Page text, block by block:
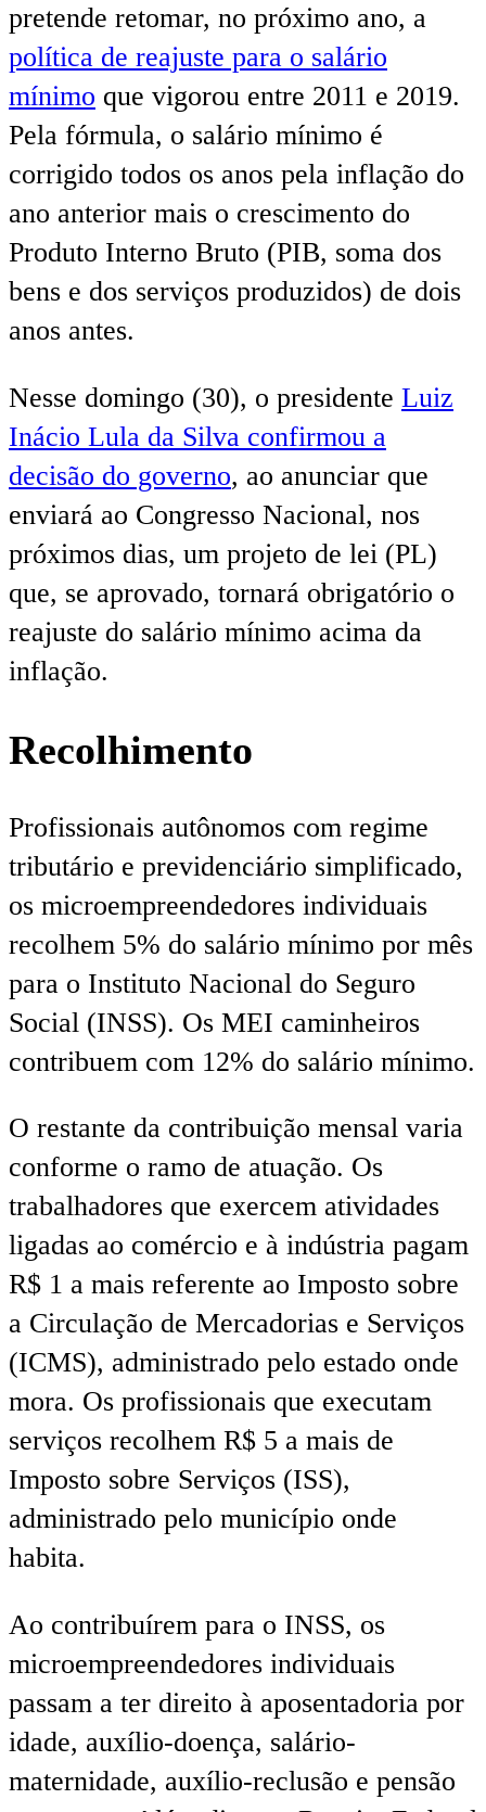
pretende retomar, no próximo ano, a
política de reajuste para o salário
mínimo que vigorou entre 2011 e 2019.
Pela fórmula, o salário mínimo é
corrigido todos os anos pela inflação do
ano anterior mais o crescimento do
Produto Interno Bruto (PIB, soma dos
bens e dos serviços produzidos) de dois
anos antes.
Nesse domingo (30), o presidente Luiz
Inácio Lula da Silva confirmou a
decisão do governo, ao anunciar que
enviará ao Congresso Nacional, nos
próximos dias, um projeto de lei (PL)
que, se aprovado, tornará obrigatório o
reajuste do salário mínimo acima da
inflação.
Recolhimento
Profissionais autônomos com regime
tributário e previdenciário simplificado,
os microempreendedores individuais
recolhem 5% do salário mínimo por mês
para o Instituto Nacional do Seguro
Social (INSS). Os MEI caminheiros
contribuem com 12% do salário mínimo.
O restante da contribuição mensal varia
conforme o ramo de atuação. Os
trabalhadores que exercem atividades
ligadas ao comércio e à indústria pagam
R$ 1 a mais referente ao Imposto sobre
a Circulação de Mercadorias e Serviços
(ICMS), administrado pelo estado onde
mora. Os profissionais que executam
serviços recolhem R$ 5 a mais de
Imposto sobre Serviços (ISS),
administrado pelo município onde
habita.
Ao contribuírem para o INSS, os
microempreendedores individuais
passam a ter direito à aposentadoria por
idade, auxílio-doença, salário-
maternidade, auxílio-reclusão e pensão